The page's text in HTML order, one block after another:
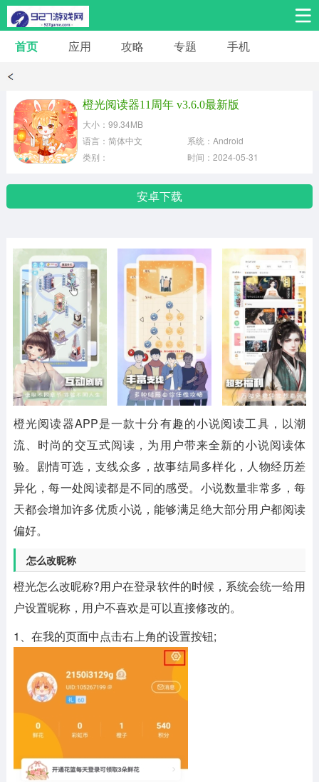
安卓手游 安卓应用
桌游棋牌 音乐舞蹈
动作射击 益智休闲
首页 应用 攻略 专题 手机
橙光阅读器11周年 v3.6.0最新版
大小：99.34MB
语言：简体中文
系统：Android
类别：
时间：2024-05-31
安卓下载
橙光阅读器APP是一款十分有趣的小说阅读工具，以潮
流、时尚的交互式阅读，为用户带来全新的小说阅读体
验。剧情可选，支线众多，故事结局多样化，人物经历差
异化，每一处阅读都是不同的感受。小说数量非常多，每
天都会增加许多优质小说，能够满足绝大部分用户都阅读
偏好。
怎么改昵称
橙光怎么改昵称?用户在登录软件的时候，系统会统一给用
户设置昵称，用户不喜欢是可以直接修改的。
1、在我的页面中点击右上角的设置按钮;